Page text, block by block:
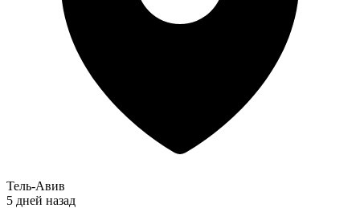
Тель-Авив
5 дней назад